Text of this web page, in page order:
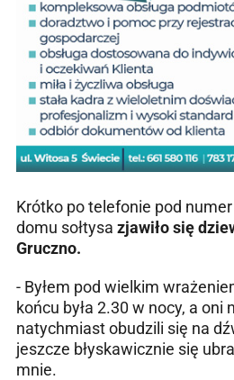
Krótko po telefonie pod
domu sołtysa zjawiło się
Gruczno.
- Byłem pod wielkim
końcu była 2.30 w nocy, a oni
natychmiast obudzili się na
jeszcze błyskawicznie się
mnie.